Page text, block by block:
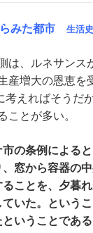
らみた都市 生活
は、ルネサンス
産増大の恩恵を
えればそうだ
ことが多い。
市の条例による
窓から容器の
ことを、夕暮
いた。という
いうことである